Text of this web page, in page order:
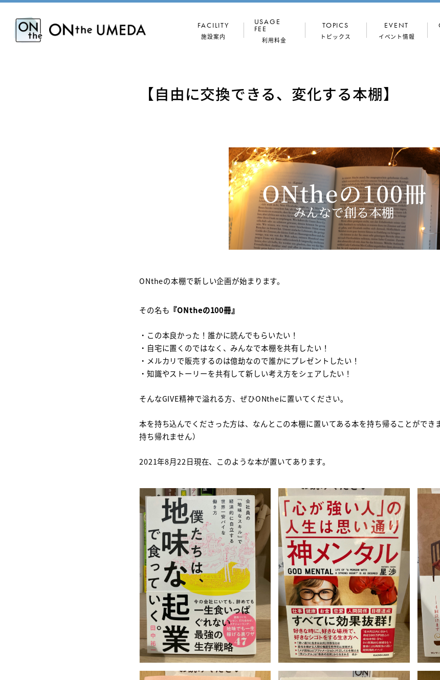
FACILITY
施設案内
館内写真
会議室
TALK
BOX（半個室・
個室）
セミナールーム
ONthe UMEDA
USAGE
FEE
利用料金
住所利用
会議室
ONthe
BOX（ギャラリー）
TOPICS
トピックス
専門家
EVENT
イベント情報
【自由に交換できる、変化する本棚】
ONtheの本棚で新しい企画が始まります。
その名も 『ONtheの100冊』
・この本良かった！誰かに読んでもらいたい！
・自宅に置くのではなく、みんなで本棚を共有したい！
・メルカリで販売するのは億劫なので誰かにプレゼントしたい！
・知識やストーリーを共有して新しい考え方をシェアしたい！
そんなGIVE精神で溢れる方、ぜひONtheに置いてください。
本を持ち込んでくださった方は、なんとこの本棚に置いてある本を持ち帰ることができ
持ち帰れません）
2021年8月22日現在、このような本が置いてあります。